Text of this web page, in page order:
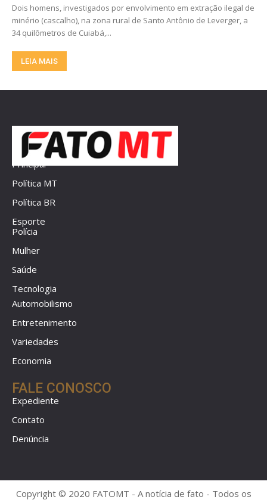
Dois homens, investigados por envolvimento em extração ilegal de
minério (cascalho), na zona rural de Santo Antônio de Leverger, a
34 quilômetros de Cuiabá,...
LEIA MAIS
Principal
Política MT
Política BR
Esporte
Polícia
Mulher
Saúde
Tecnologia
Automobilismo
Entretenimento
Variedades
Economia
FALE CONOSCO
Expediente
Contato
Denúncia
Copyright © 2020 FATOMT - A notícia de fato - Todos os